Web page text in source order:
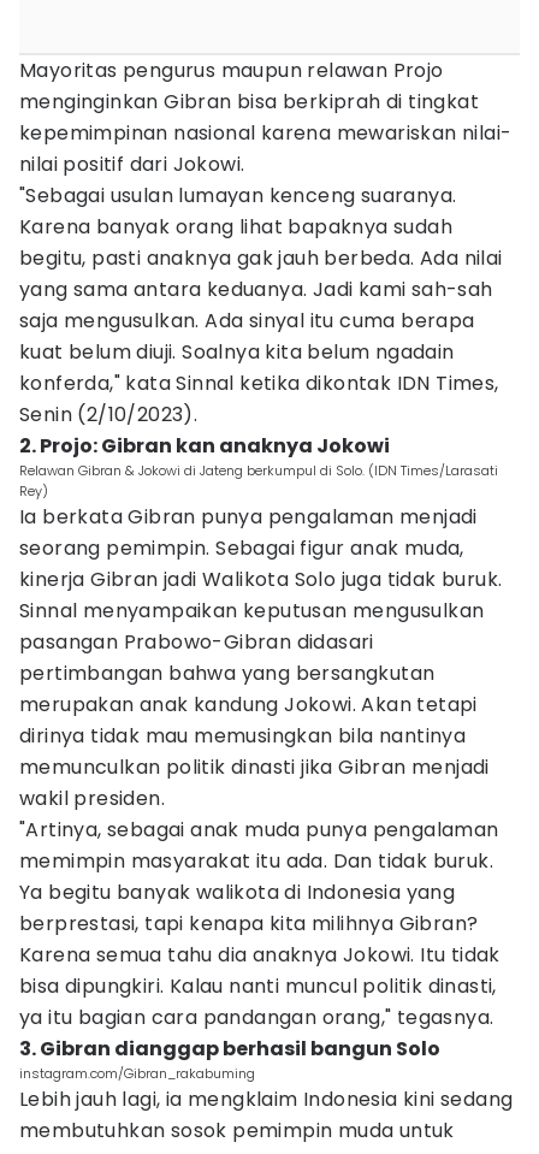
Mayoritas pengurus maupun relawan Projo
menginginkan Gibran bisa berkiprah di tingkat
kepemimpinan nasional karena mewariskan nilai-
nilai positif dari Jokowi.
"Sebagai usulan lumayan kenceng suaranya.
Karena banyak orang lihat bapaknya sudah
begitu, pasti anaknya gak jauh berbeda. Ada nilai
yang sama antara keduanya. Jadi kami sah-sah
saja mengusulkan. Ada sinyal itu cuma berapa
kuat belum diuji. Soalnya kita belum ngadain
konferda," kata Sinnal ketika dikontak IDN Times,
Senin (2/10/2023).
2. Projo: Gibran kan anaknya Jokowi
Relawan Gibran & Jokowi di Jateng berkumpul di Solo. (IDN Times/Larasati
Rey)
Ia berkata Gibran punya pengalaman menjadi
seorang pemimpin. Sebagai figur anak muda,
kinerja Gibran jadi Walikota Solo juga tidak buruk.
Sinnal menyampaikan keputusan mengusulkan
pasangan Prabowo-Gibran didasari
pertimbangan bahwa yang bersangkutan
merupakan anak kandung Jokowi. Akan tetapi
dirinya tidak mau memusingkan bila nantinya
memunculkan politik dinasti jika Gibran menjadi
wakil presiden.
"Artinya, sebagai anak muda punya pengalaman
memimpin masyarakat itu ada. Dan tidak buruk.
Ya begitu banyak walikota di Indonesia yang
berprestasi, tapi kenapa kita milihnya Gibran?
Karena semua tahu dia anaknya Jokowi. Itu tidak
bisa dipungkiri. Kalau nanti muncul politik dinasti,
ya itu bagian cara pandangan orang," tegasnya.
3. Gibran dianggap berhasil bangun Solo
instagram.com/Gibran_rakabuming
Lebih jauh lagi, ia mengklaim Indonesia kini sedang
membutuhkan sosok pemimpin muda untuk